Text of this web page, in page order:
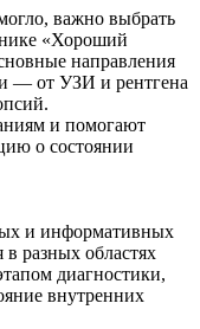
важно выбрать
«Хороший
направления
— от УЗИ и рентгена
и помогают
о состоянии
и информативных
разных областях
диагностики,
внутренних